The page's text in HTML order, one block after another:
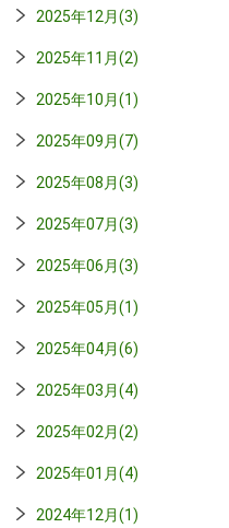
2025年12月(3)
2025年11月(2)
2025年10月(1)
2025年09月(7)
2025年08月(3)
2025年07月(3)
2025年06月(3)
2025年05月(1)
2025年04月(6)
2025年03月(4)
2025年02月(2)
2025年01月(4)
2024年12月(1)